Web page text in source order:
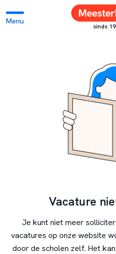
Menu
sinds
Vacature
Je kunt niet meer
vacatures op onze website
door de scholen zelf. Het